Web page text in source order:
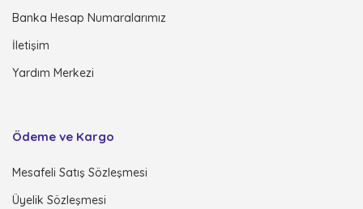
Banka Hesap Numaralarımız
İletişim
Yardım Merkezi
Ödeme ve Kargo
Mesafeli Satış Sözleşmesi
Üyelik Sözleşmesi